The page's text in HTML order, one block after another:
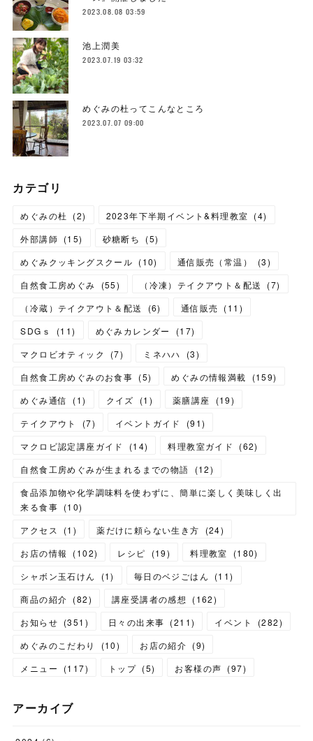
2023.08.08 03:59
池上潤美
2023.07.19 03:32
めぐみの杜ってこんなところ
2023.07.07 09:00
カテゴリ
めぐみの杜 (2) 2023年下半期イベント&料理教室 (4)
外部講師 (15) 砂糖断ち (5)
めぐみクッキングスクール (10) 通信販売（常温） (3)
自然食工房めぐみ
(55) （冷凍）テイクアウト＆配送 (7)
（冷蔵）テイクアウト＆配送
(6) 通信販売 (11 )
SDGｓ
(11) めぐみカレンダー (17)
マクロビオティック
(7) ミネハハ (3)
自然食工房めぐみのお食事 (5) めぐみの情報満載 (159)
めぐみ通信
(1) クイズ (1 ) 薬膳講座 (19)
テイクアウト
(7) イベントガイド (91)
マクロビ認定講座ガイド
(14) 料理教室ガイド (62)
自然食工房めぐみが生まれるまでの物語
(12)
食品添加物や化学調味料を使わずに、簡単に楽しく美味しく出
来る食事 (10)
アクセス
(1 ) 薬だけに頼らない生き方 (24)
お店の情報
(102) レシピ (19) 料理教室 (180)
シャボン玉石けん
(1) 毎日のベジごはん (11)
商品の紹介 (82) 講座受講者の感想 (162)
お知らせ (351 ) 日々の出来事 (211) イベント (282)
めぐみのこだわり
(10) お店の紹介 (9)
メニュー
(117) トップ (5) お客様の声 (97)
アーカイブ